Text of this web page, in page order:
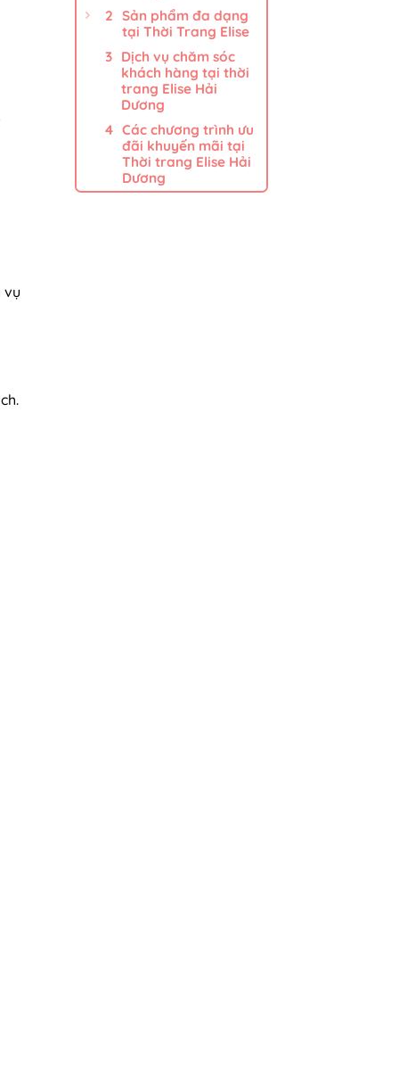
vụ
Sản phẩm đa dạng
tại Thời Trang Elise
Dịch vụ chăm sóc
khách hàng tại thời
trang Elise Hải
Dương
Các chương trình ưu
đãi khuyến mãi tại
Thời trang Elise Hải
Dương